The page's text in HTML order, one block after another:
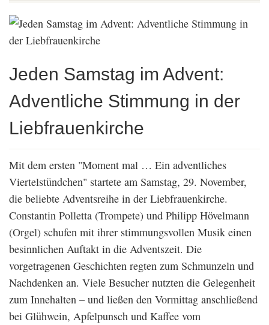
Jeden Samstag im Advent:
Adventliche Stimmung in der
Liebfrauenkirche
Mit dem ersten "Moment mal … Ein adventliches
Viertelstündchen" startete am Samstag, 29. November,
die beliebte Adventsreihe in der Liebfrauenkirche.
Constantin Polletta (Trompete) und Philipp Hövelmann
(Orgel) schufen mit ihrer stimmungsvollen Musik einen
besinnlichen Auftakt in die Adventszeit. Die
vorgetragenen Geschichten regten zum Schmunzeln und
Nachdenken an. Viele Besucher nutzten die Gelegenheit
zum Innehalten – und ließen den Vormittag anschließend
bei Glühwein, Apfelpunsch und Kaffee vom